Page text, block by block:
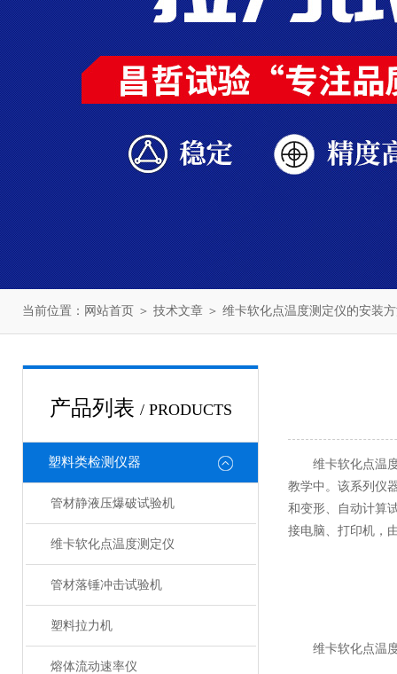
当前位置： 网站首页 ＞ 技术文章 ＞ 维卡软化点温度测定仪的安装
产品列表 / PRODUCTS
塑料类检测仪器
管材静液压爆破试验机
维卡软化点温度测定仪
管材落锤冲击试验机
塑料拉力机
熔体流动速率仪
维卡软化点温度
教学中。该系列仪
和变形、自动计算
接电脑、打印机，
维卡软化点温度